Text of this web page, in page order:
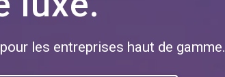
les entreprises haut de gamme.